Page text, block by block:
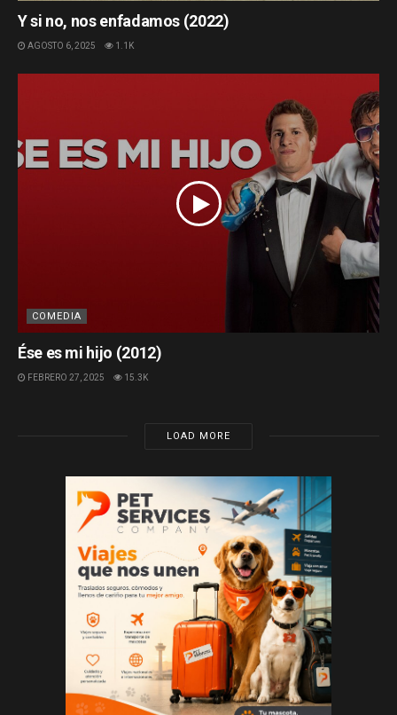
Y si no, nos enfadamos (2022)
AGOSTO 6, 2025 1.1K
COMEDIA
Ése es mi hijo (2012)
FEBRERO 27, 2025 15.3K
LOAD MORE